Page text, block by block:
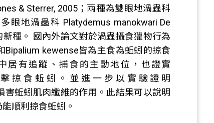
& Sterrer, 2005；兩種為雙眼地渦蟲科
眼地渦蟲科 Platydemus manokwari De
種。 國內外論文對於渦蟲攝食獵物行為
Bipalium kewense皆為主食為蚯蚓的掠食
居有追蹤、捕食的主動地位，也證實
擊掠食蚯蚓。並進一步以實驗證明
害蚯蚓肌肉纖維的作用。此結果可以說明
順利掠食蚯蚓。